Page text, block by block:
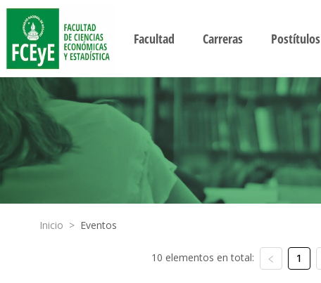
Facultad Carreras Postítulos
Inicio > Eventos
10 elementos en total: 1